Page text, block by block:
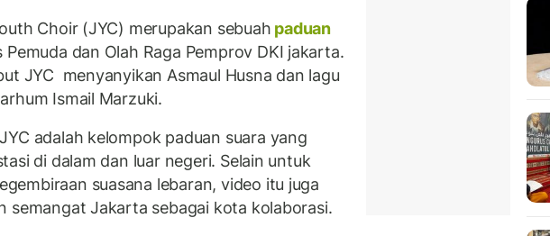
Choir (JYC) merupakan sebuah paduan
Pemuda dan Olah Raga Pemprov DKI jakarta.
JYC menyanyikan Asmaul Husna dan lagu
Ismail Marzuki.
adalah kelompok paduan suara yang
di dalam dan luar negeri. Selain untuk
suasana lebaran, video itu juga
semangat Jakarta sebagai kota kolaborasi.